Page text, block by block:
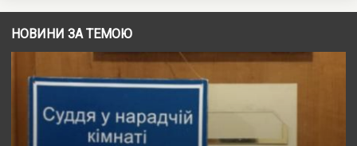
НОВИНИ ЗА ТЕМОЮ